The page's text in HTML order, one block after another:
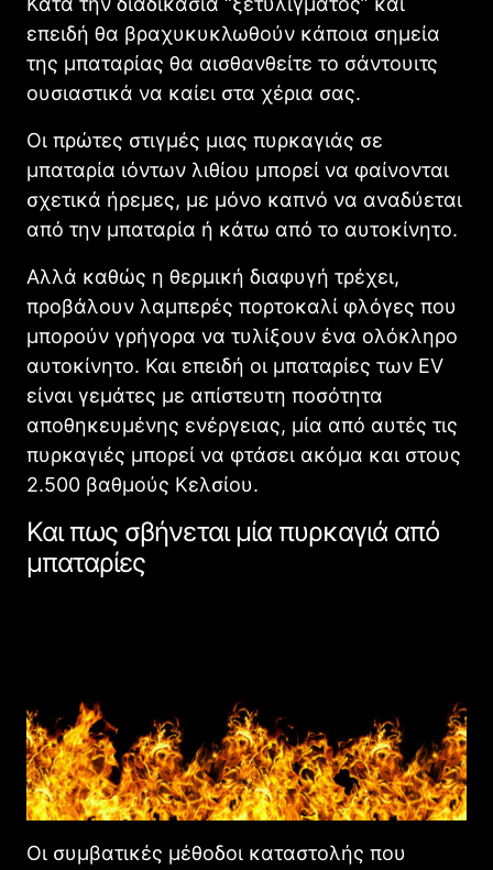
επειδή θα βραχυκυκλωθούν κάποια σημεία
της μπαταρίας θα αισθανθείτε το σάντουιτς
ουσιαστικά να καίει στα χέρια σας.
Οι πρώτες στιγμές μιας πυρκαγιάς σε
μπαταρία ιόντων λιθίου μπορεί να φαίνονται
σχετικά ήρεμες, με μόνο καπνό να αναδύεται
από την μπαταρία ή κάτω από το αυτοκίνητο.
Αλλά καθώς η θερμική διαφυγή τρέχει,
προβάλουν λαμπερές πορτοκαλί φλόγες που
μπορούν γρήγορα να τυλίξουν ένα ολόκληρο
αυτοκίνητο. Και επειδή οι μπαταρίες των EV
είναι γεμάτες με απίστευτη ποσότητα
αποθηκευμένης ενέργειας, μία από αυτές τις
πυρκαγιές μπορεί να φτάσει ακόμα και στους
2.500 βαθμούς Κελσίου.
Και πως σβήνεται μία πυρκαγιά από
μπαταρίες
Οι συμβατικές μέθοδοι καταστολής που